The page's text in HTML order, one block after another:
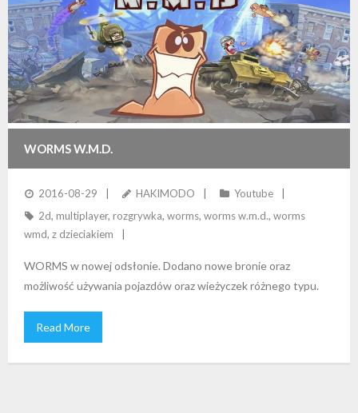
WORMS W.M.D.
2016-08-29 HAKIMODO
Youtube
2d, multiplayer, rozgrywka, worms, worms w.m.d., worms
wmd, z dzieciakiem
WORMS w nowej odsłonie. Dodano nowe bronie oraz
możliwość używania pojazdów oraz wieżyczek różnego typu.
Read More